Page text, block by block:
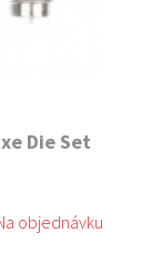
Die Set
objednávku